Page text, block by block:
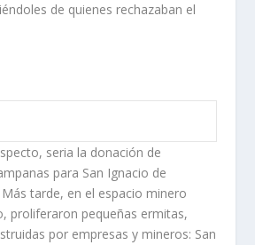
de quienes rechazaban el
seria la donación de
para San Ignacio de
tarde, en el espacio minero
proli­feraron pequeñas ermitas,
por empresas y mineros: San